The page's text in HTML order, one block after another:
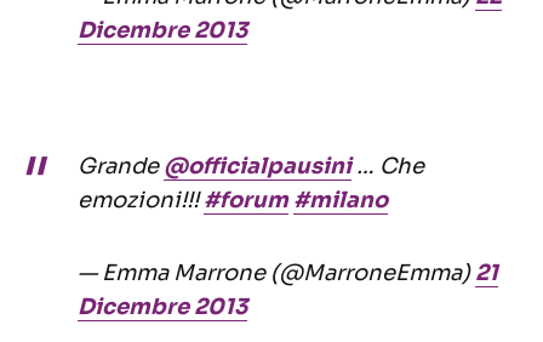
Dicembre 2013
Grande@officialpausini… Che
emozioni!!!#forum #milano
— Emma Marrone (@MarroneEmma)21
Dicembre 2013